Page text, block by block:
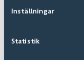
Inställningar
Statistik